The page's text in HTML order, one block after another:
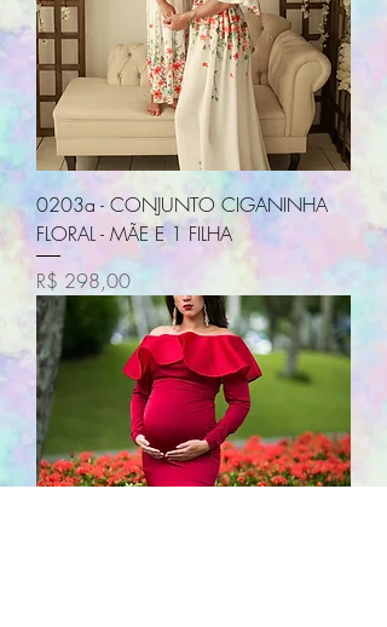
0203a - CONJUNTO CIGANINHA
FLORAL - MÃE E 1 FILHA
Preço
R$ 298,00